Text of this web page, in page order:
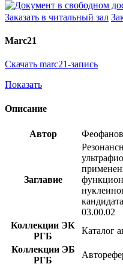
Заказать в читальный зал
Marc21
Скачать marc21-запись
Показать
Описание
Автор
Заглавие
03.00.02
Коллекции ЭК
РГБ
Каталог
Коллекции ЭБ
РГБ